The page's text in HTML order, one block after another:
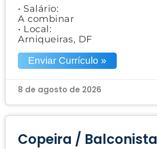
• Salário:
A combinar
• Local:
Arniqueiras, DF
Enviar Currículo »
8 de agosto de 2026
Copeira / Balconista